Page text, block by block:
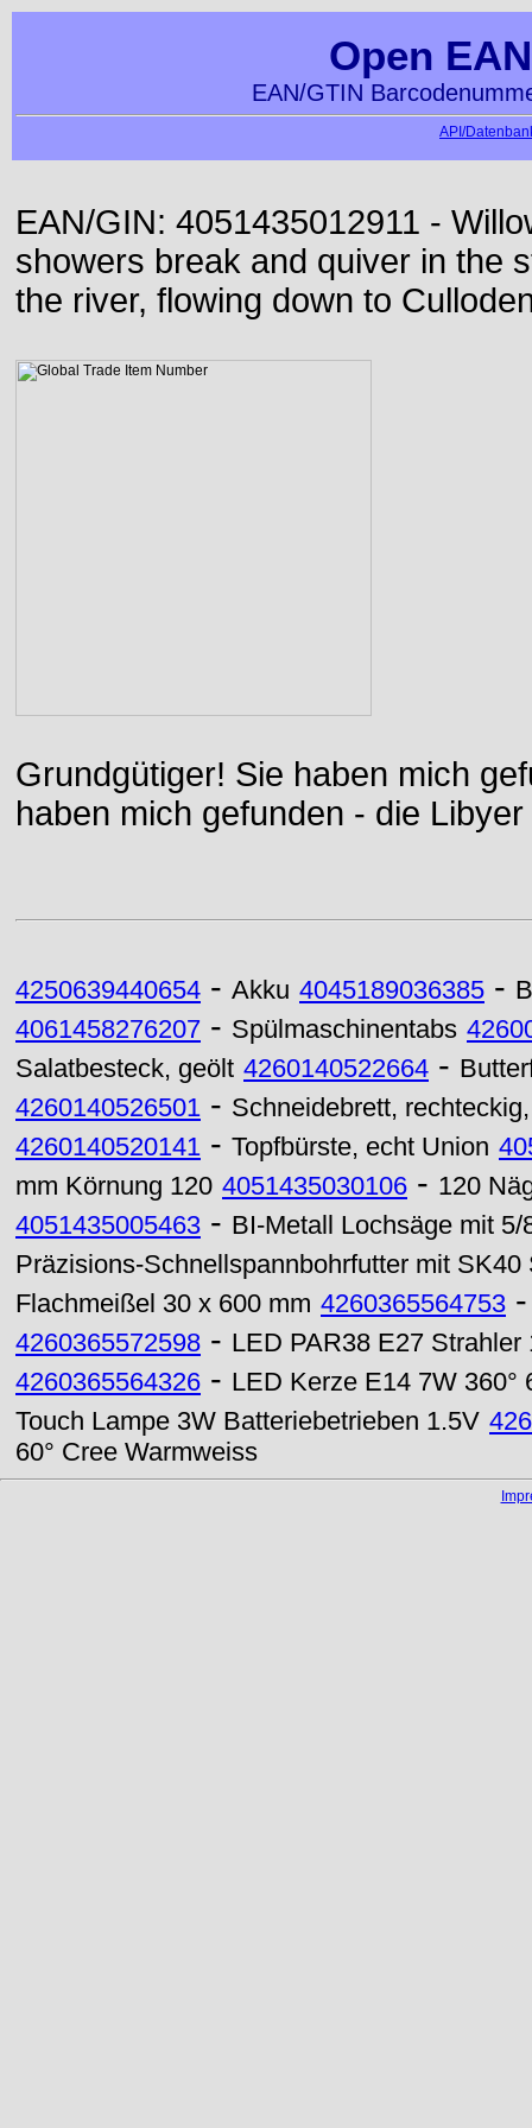
Open
EAN/GTIN
API/
EAN/GIN: 4051435012911 -
showers break and quiver in the
the river, flowing down to
Grundgütiger! Sie haben mich
haben mich gefunden - die
4250639440654 - Akku 4045189036385 -
4061458276207 - Spülmaschinentabs
Salatbesteck, geölt 4260140522664 -
4260140526501 - Schneidebrett,
4260140520141 - Topfbürste, echt Union
mm Körnung 120 4051435030106 - 120
4051435005463 - BI-Metall Lochsäge mit
Präzisions-Schnellspannbohrfutter mit SK40
Flachmeißel 30 x 600 mm 4260365564753
4260365572598 - LED PAR38 E27
4260365564326 - LED Kerze E14 7W 360°
Touch Lampe 3W Batteriebetrieben 1.5V
60° Cree Warmweiss